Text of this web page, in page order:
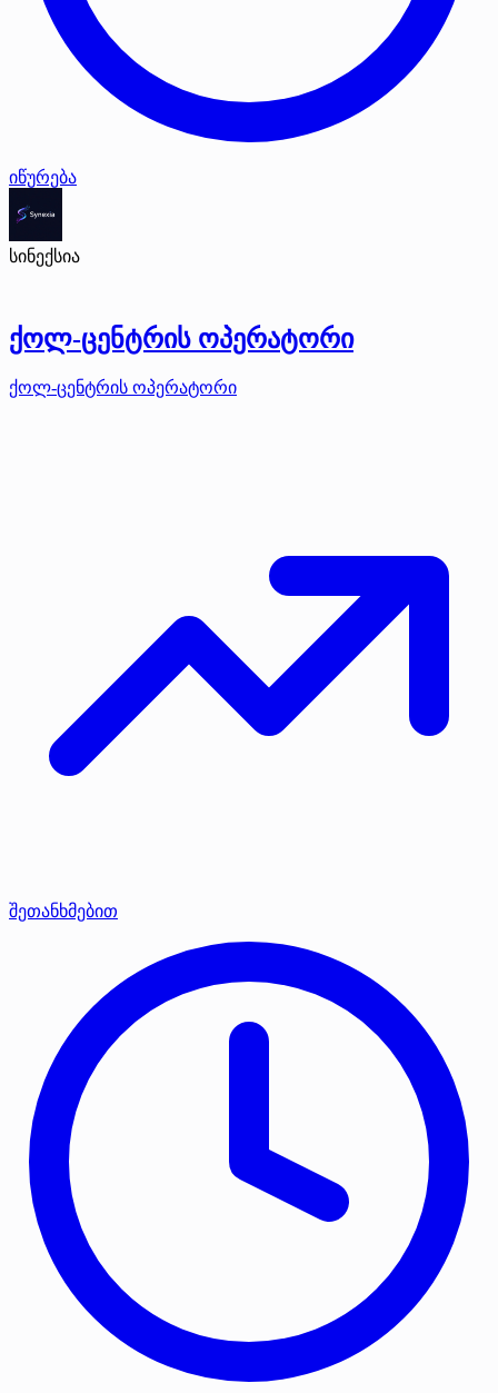
იწურება
სინექსია
ქოლ-ცენტრის ოპერატორი
ქოლ-ცენტრის ოპერატორი
შეთანხმებით